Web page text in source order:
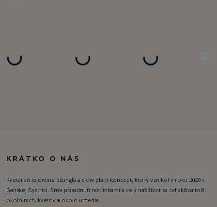
KRÁTKO O NÁS
Kvetáreň je online džungľa a slow plant koncept, ktorý vznikol v roku 2020 v
Banskej Bystrici. Sme posadnutí rastlinkami a celý náš život sa odjakživa točil
okolo nich, kvetov a okolo umenia.